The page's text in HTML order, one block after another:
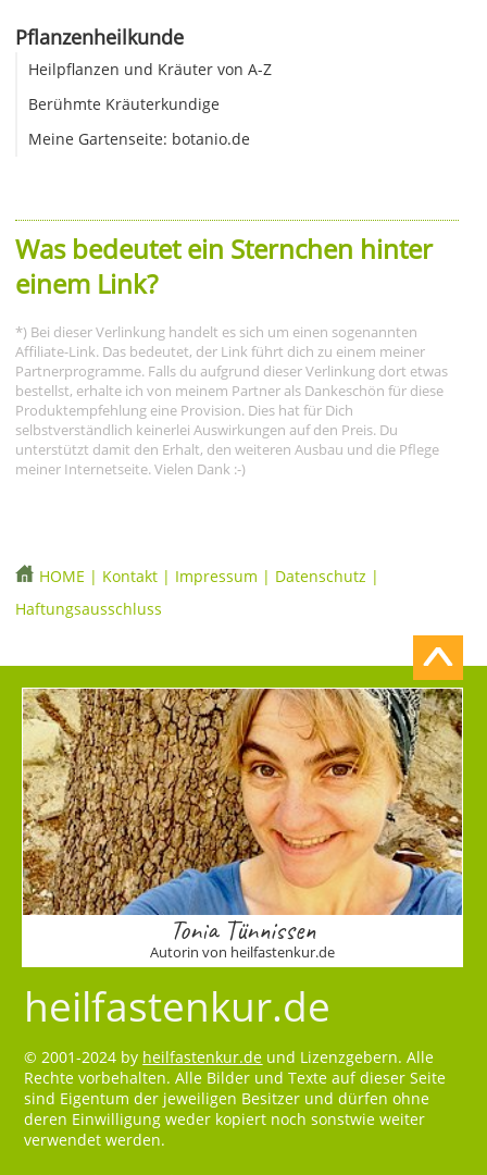
Pflanzenheilkunde
Heilpflanzen und Kräuter von A-Z
Berühmte Kräuterkundige
Meine Gartenseite: botanio.de
Was bedeutet ein Sternchen hinter
einem Link?
*) Bei dieser Verlinkung handelt es sich um einen sogenannten
Affiliate-Link. Das bedeutet, der Link führt dich zu einem meiner
Partnerprogramme. Falls du aufgrund dieser Verlinkung dort etwas
bestellst, erhalte ich von meinem Partner als Dankeschön für diese
Produktempfehlung eine Provision. Dies hat für Dich
selbstverständlich keinerlei Auswirkungen auf den Preis. Du
unterstützt damit den Erhalt, den weiteren Ausbau und die Pflege
meiner Internetseite. Vielen Dank :-)
HOME | Kontakt | Impressum | Datenschutz |
Haftungsausschluss
Tonia Tünnissen
Autorin von heilfastenkur.de
heilfastenkur.de
© 2001-2024 by heilfastenkur.de und Lizenzgebern. Alle
Rechte vorbehalten. Alle Bilder und Texte auf dieser Seite
sind Eigentum der jeweiligen Besitzer und dürfen ohne
deren Einwilligung weder kopiert noch sonstwie weiter
verwendet werden.